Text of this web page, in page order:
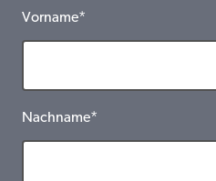
Vorname*
Nachname*